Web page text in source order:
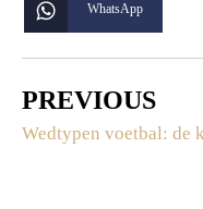
WhatsApp
PREVIOUS
Wedtypen voetbal: de